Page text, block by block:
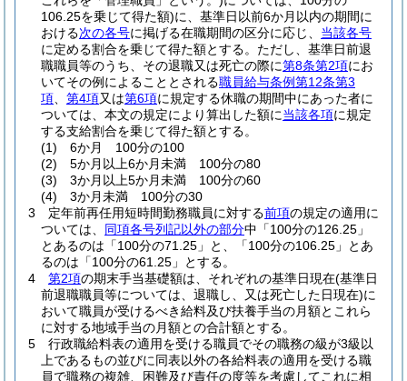
106.25を乗じて得た額)に、基準日以前6か月以内の期間に
おける次の各号に掲げる在職期間の区分に応じ、 当該各号
に定める割合を乗じて得た額とする。 ただし、基準日前退
職職員等のうち、その退職又は死亡の際に第8条第2項にお
いてその例によることとされる職員給与条例第12条第3
項
第4項又は第6項に規定する休職の期間中にあった者に
ついては、本文の規定により算出した額に当該各項に規定
する支給割合を乗じて得た額とする。
(1)
6か月 100分の100
(2)
5か月以上6か月未満 100分の80
(3)
3か月以上5か月未満 100分の60
(4)
3か月未満 100分の30
3
定年前再任用短時間勤務職員に対する前項の規定の適用に
ついては、 同項各号列記以外の部分中「100分の126.25」
とあるのは「100分の71.25」と、「100分の106.25」とあ
るのは「100分の61.25」とする。
4
第2項の期末手当基礎額は、それぞれの基準日現在(基準日
前退職職員等については、退職し、又は死亡した日現在)に
おいて職員が受けるべき給料及び扶養手当の月額とこれら
に対する地域手当の月額との合計額とする。
5
行政職給料表の適用を受ける職員でその職務の級が3級以
上であるもの並びに同表以外の各給料表の適用を受ける職
員で職務の複雑、困難及び責任の度等を考慮してこれに相